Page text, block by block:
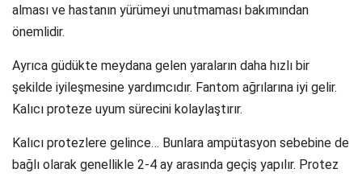
alması ve hastanın yürümeyi unutmaması bakımından
önemlidir.
Ayrıca güdükte meydana gelen yaraların daha hızlı bir
şekilde iyileşmesine yardımcıdır. Fantom ağrılarına iyi gelir.
Kalıcı proteze uyum sürecini kolaylaştırır.
Kalıcı protezlere gelince… Bunlara ampütasyon sebebine de
bağlı olarak genellikle 2-4 ay arasında geçiş yapılır. Protez